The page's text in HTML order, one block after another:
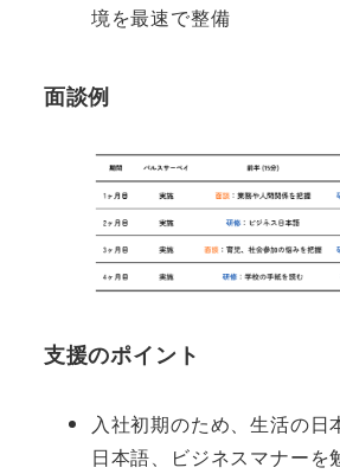
境を最速で整備
面談例
支援のポイント
入社初期のため、生活の日
日本語、ビジネスマナーを